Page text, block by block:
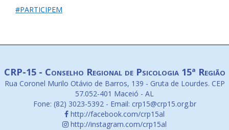
#PARTICIPEM
CRP-15 - Conselho Regional de Psicologia 15ª Região
Rua Coronel Murilo Otávio de Barros, 139 - Gruta de Lourdes. CEP
57.052-401 Maceió - AL
Fone: (82) 3023-5392 - Email: crp15@crp15.org.br
http://facebook.com/crp15al
http://instagram.com/crp15al